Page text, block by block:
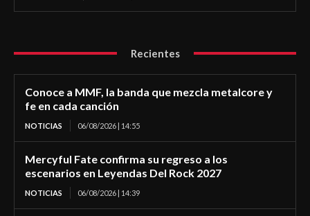
Recientes
Conoce a MMF, la banda que mezcla metalcore y
fe en cada canción
NOTICIAS 06/08/2026 | 14:55
Mercyful Fate confirma su regreso a los
escenarios en Leyendas Del Rock 2027
NOTICIAS 06/08/2026 | 14:39